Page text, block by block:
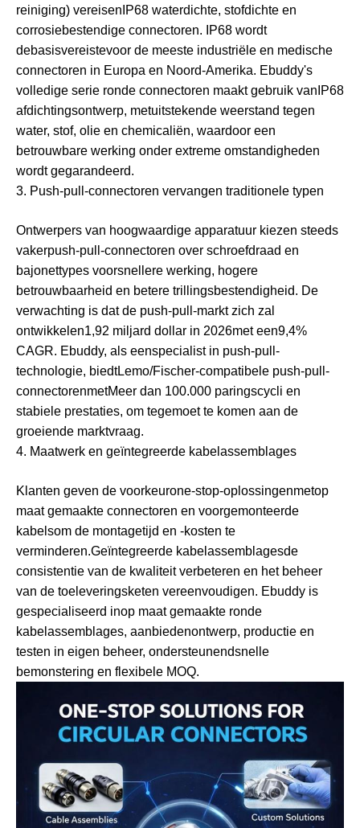
reiniging) vereisen IP68 waterdichte, stofdichte en
corrosiebestendige connectoren. IP68 wordt
debasisvereistevoor de meeste industriële en medische
connectoren in Europa en Noord-Amerika. Ebuddy's
volledige serie ronde connectoren maakt gebruik van IP68
afdichtingsontwerp, metuitstekende weerstand tegen
water, stof, olie en chemicaliën, waardoor een
betrouwbare werking onder extreme omstandigheden
wordt gegarandeerd.
3. Push-pull-connectoren vervangen traditionele typen
Ontwerpers van hoogwaardige apparatuur kiezen steeds
vakerpush-pull-connectoren over schroefdraad en
bajonettypes voorsnellere werking, hogere
betrouwbaarheid en betere trillingsbestendigheid. De
verwachting is dat de push-pull-markt zich zal
ontwikkelen1,92 miljard dollar in 2026met een9,4%
CAGR. Ebuddy, als eenspecialist in push-pull-
technologie, biedtLemo/Fischer-compatibele push-pull-
connectorenmetMeer dan 100.000 paringscycli en
stabiele prestaties, om tegemoet te komen aan de
groeiende marktvraag.
4. Maatwerk en geïntegreerde kabelassemblages
Klanten geven de voorkeurone-stop-oplossingenmetop
maat gemaakte connectoren en voorgemonteerde
kabelsom de montagetijd en -kosten te
verminderen.Geïntegreerde kabelassemblagesde
consistentie van de kwaliteit verbeteren en het beheer
van de toeleveringsketen vereenvoudigen. Ebuddy is
gespecialiseerd inop maat gemaakte ronde
kabelassemblages, aanbiedenontwerp, productie en
testen in eigen beheer, ondersteunendsnelle
bemonstering en flexibele MOQ.